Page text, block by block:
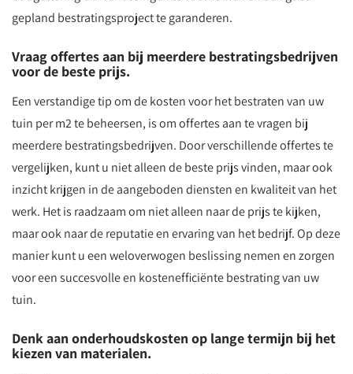
gepland bestratingsproject te garanderen.
Vraag offertes aan bij meerdere bestratingsbedrijven
voor de beste prijs.
Een verstandige tip om de kosten voor het bestraten van uw
tuin per m2 te beheersen, is om offertes aan te vragen bij
meerdere bestratingsbedrijven. Door verschillende offertes te
vergelijken, kunt u niet alleen de beste prijs vinden, maar ook
inzicht krijgen in de aangeboden diensten en kwaliteit van het
werk. Het is raadzaam om niet alleen naar de prijs te kijken,
maar ook naar de reputatie en ervaring van het bedrijf. Op deze
manier kunt u een weloverwogen beslissing nemen en zorgen
voor een succesvolle en kostenefficiënte bestrating van uw
tuin.
Denk aan onderhoudskosten op lange termijn bij het
kiezen van materialen.